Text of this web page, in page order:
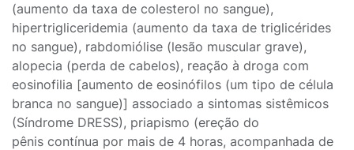
(aumento da taxa de colesterol no sangue),
hipertrigliceridemia (aumento da taxa de triglicérides
no sangue), rabdomiólise (lesão muscular grave),
alopecia (perda de cabelos), reação à droga com
eosinofilia [aumento de eosinófilos (um tipo de célula
branca no sangue)] associado a sintomas sistêmicos
(Síndrome DRESS), priapismo (ereção do
pênis contínua por mais de 4 horas, acompanhada de